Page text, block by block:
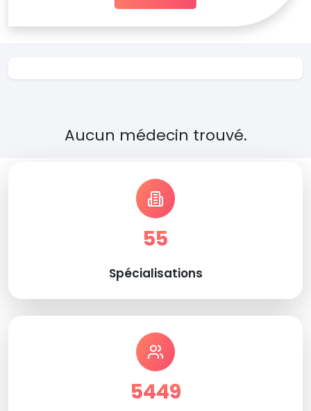
Aucun médecin trouvé.
55
Spécialisations
5449